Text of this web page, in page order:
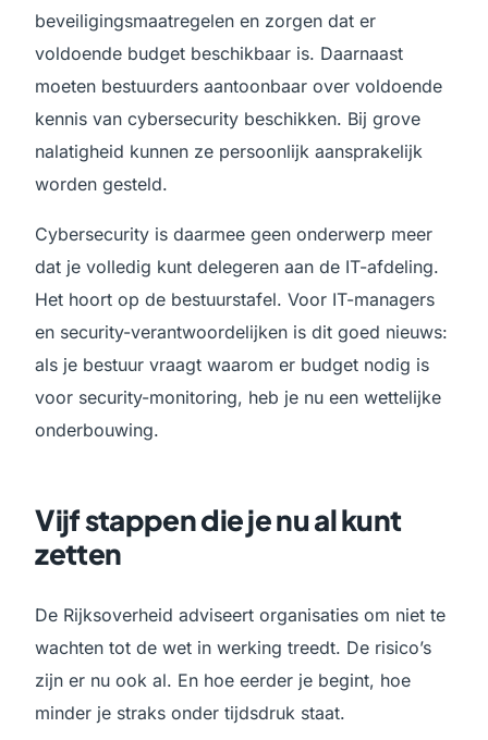
beveiligingsmaatregelen en zorgen dat er
voldoende budget beschikbaar is. Daarnaast
moeten bestuurders aantoonbaar over voldoende
kennis van cybersecurity beschikken. Bij grove
nalatigheid kunnen ze persoonlijk aansprakelijk
worden gesteld.
Cybersecurity is daarmee geen onderwerp meer
dat je volledig kunt delegeren aan de IT-afdeling.
Het hoort op de bestuurstafel. Voor IT-managers
en security-verantwoordelijken is dit goed nieuws:
als je bestuur vraagt waarom er budget nodig is
voor security-monitoring, heb je nu een wettelijke
onderbouwing.
Vijf stappen die je nu al kunt
zetten
De Rijksoverheid adviseert organisaties om niet te
wachten tot de wet in werking treedt. De risico’s
zijn er nu ook al. En hoe eerder je begint, hoe
minder je straks onder tijdsdruk staat.